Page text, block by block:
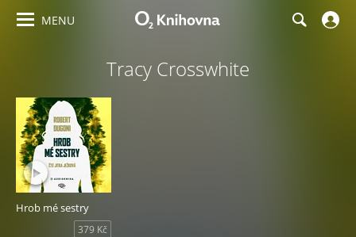
MENU
Tracy Crosswhite
Hrob mé sestry
379 Kč